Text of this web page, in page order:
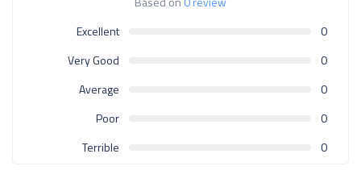
Excellent
0
Very Good
0
Average
0
Poor
0
Terrible
0